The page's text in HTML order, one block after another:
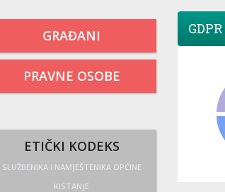
GRAĐANI
PRAVNE OSOBE
ETIČKI KODEKS
SLUŽBENIKA I NAMJEŠTENIKA OPĆINE
KISTANJE
GDPR